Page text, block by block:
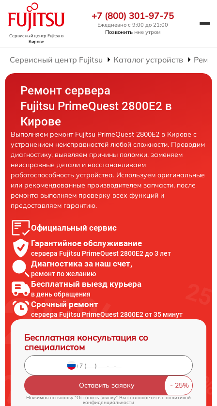
Сервисный центр Fujitsuв
Кирове
+7 (800) 301-97-75
Ежедневно с 9:00 до 21:00
Позвонить мне утром
Сервисный центр Fujitsu Каталог устройств
Ремонт сервера
Fujitsu PrimeQuest 2800E2 в
Кирове
Выполняем ремонт Fujitsu PrimeQuest 2800E2 в Кирове с
устранением неисправностей любой сложности. Проводим
диагностику, выявляем причины поломки, заменяем
неисправные детали и восстанавливаем
работоспособность устройства. Используем оригинальные
или рекомендованные производителем запчасти, после
ремонта выполняем проверку всех функций и
предоставляем гарантию.
Официальный сервис
Гарантийное обслуживание
сервера Fujitsu PrimeQuest 2800E2 до 3 лет
Диагностика за наш счет,
ремонт по желанию
Бесплатный выезд курьера
в день обращения
Срочный ремонт
сервера Fujitsu PrimeQuest 2800E2 от 35 минут
Бесплатная консультация со
специалистом
Оставить заявку
Нажимая на кнопку "Оставить заявку" Вы соглашаетесь cполитикой
конфиденциальности